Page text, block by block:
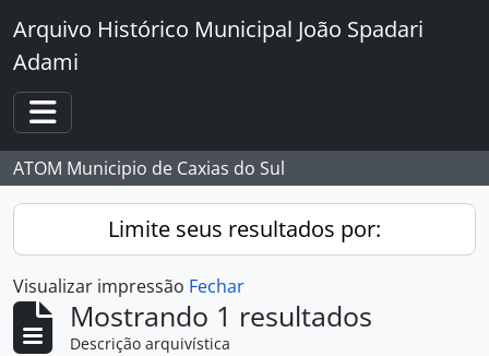
Skip to main content
Arquivo Histórico Municipal João Spadari
Adami
Toggle navigation
ATOM Municipio de Caxias do Sul
Limite seus resultados por:
Visualizar impressão Fechar
Mostrando 1 resultados
Descrição arquivística